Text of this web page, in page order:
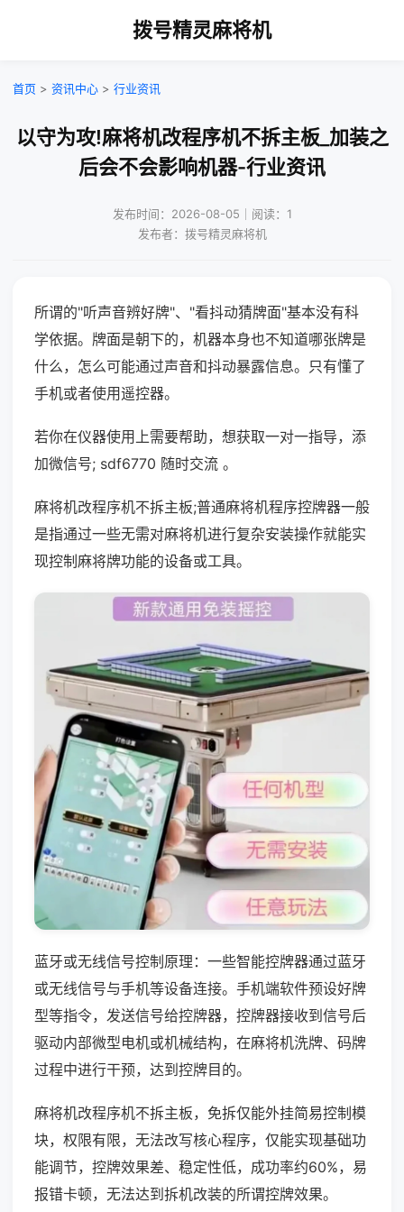
拨号精灵麻将机
首页 > 资讯中心 > 行业资讯
以守为攻!麻将机改程序机不拆主板_加装之
后会不会影响机器-行业资讯
发布时间：2026-08-05｜阅读：1
发布者：拨号精灵麻将机
所谓的"听声音辨好牌"、"看抖动猜牌面"基本没有科
学依据。牌面是朝下的，机器本身也不知道哪张牌是
什么，怎么可能通过声音和抖动暴露信息。只有懂了
手机或者使用遥控器。
若你在仪器使用上需要帮助，想获取一对一指导，添
加微信号; sdf6770 随时交流 。
麻将机改程序机不拆主板;普通麻将机程序控牌器一般
是指通过一些无需对麻将机进行复杂安装操作就能实
现控制麻将牌功能的设备或工具。
蓝牙或无线信号控制原理：一些智能控牌器通过蓝牙
或无线信号与手机等设备连接。手机端软件预设好牌
型等指令，发送信号给控牌器，控牌器接收到信号后
驱动内部微型电机或机械结构，在麻将机洗牌、码牌
过程中进行干预，达到控牌目的。
麻将机改程序机不拆主板，免拆仅能外挂简易控制模
块，权限有限，无法改写核心程序，仅能实现基础功
能调节，控牌效果差、稳定性低，成功率约60%，易
报错卡顿，无法达到拆机改装的所谓控牌效果。